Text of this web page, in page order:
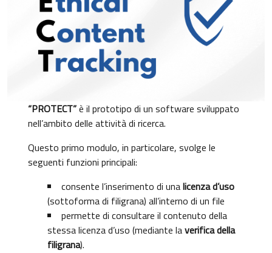
“PROTECT”è il prototipo di un software sviluppato
nell’ambito delle attività di ricerca.
Questo primo modulo, in particolare, svolge le
seguenti funzioni principali:
consente l’inserimento di unalicenza d’uso
(sottoforma di filigrana) all’interno di un file
permette di consultare il contenuto della
stessa licenza d’uso (mediante laverifica della
filigrana).